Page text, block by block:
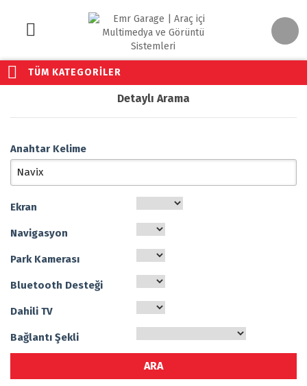
TÜM KATEGORİLER
Detaylı Arama
Anahtar Kelime
Ekran
Navigasyon
Park Kamerası
Bluetooth Desteği
Dahili TV
Bağlantı Şekli